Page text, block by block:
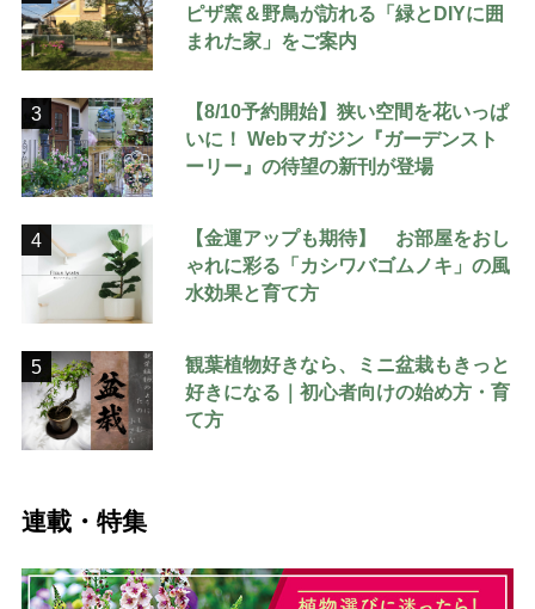
ピザ窯＆野鳥が訪れる「緑とDIYに囲
まれた家」をご案内
3
【8/10予約開始】狭い空間を花いっぱ
いに！ Webマガジン『ガーデンスト
ーリー』の待望の新刊が登場
4
【金運アップも期待】 お部屋をおし
ゃれに彩る「カシワバゴムノキ」の風
水効果と育て方
5
観葉植物好きなら、ミニ盆栽もきっと
好きになる｜初心者向けの始め方・育
て方
連載・特集